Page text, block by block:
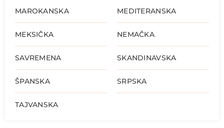
MAROKANSKA MEDITERANSKA
MEKSIČKA NEMAČKA
SAVREMENA SKANDINAVSKA
ŠPANSKA SRPSKA
TAJVANSKA